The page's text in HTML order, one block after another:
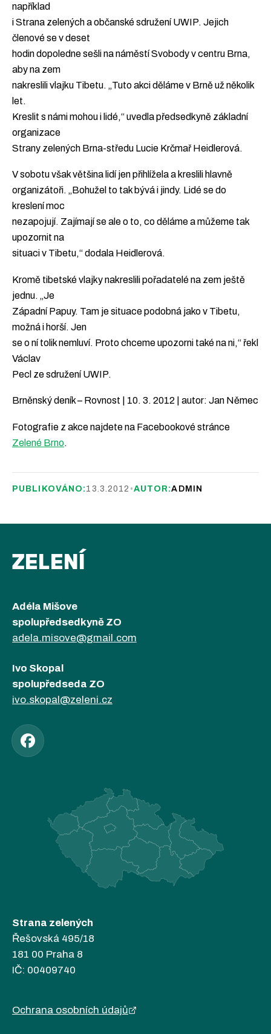
například
i Strana zelených a občanské sdružení UWIP. Jejich
členové se v deset
hodin dopoledne sešli na náměstí Svobody v centru Brna,
aby na zem
nakreslili vlajku Tibetu. „Tuto akci děláme v Brně už několik
let.
Kreslit s námi mohou i lidé,“ uvedla předsedkyně základní
organizace
Strany zelených Brna-středu Lucie Krčmař Heidlerová.
V sobotu však většina lidí jen přihlížela a kreslili hlavně
organizátoři. „Bohužel to tak bývá i jindy. Lidé se do
kreslení moc
nezapojují. Zajímají se ale o to, co děláme a můžeme tak
upozornit na
situaci v Tibetu,“ dodala Heidlerová.
Kromě tibetské vlajky nakreslili pořadatelé na zem ještě
jednu. „Je
Západní Papuy. Tam je situace podobná jako v Tibetu,
možná i horší. Jen
se o ní tolik nemluví. Proto chceme upozorni také na ni,“ řekl
Václav
Pecl ze sdružení UWIP.
Brněnský deník – Rovnost | 10. 3. 2012 | autor: Jan Němec
Fotografie z akce najdete na Facebookové stránce
Zelené Brno.
PUBLIKOVÁNO: 13.3.2012 •AUTOR:ADMIN
ZELENÍ
Adéla Mišove
spolupředsedkyně ZO
adela.misove@gmail.com
Ivo Skopal
spolupředseda ZO
ivo.skopal@zeleni.cz
Strana zelených
Řešovská 495/18
181 00 Praha 8
IČ: 00409740
Ochrana osobních údajů